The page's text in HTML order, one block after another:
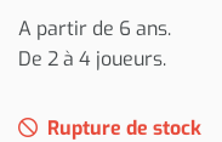
A partir de 6 ans.
De 2 à 4 joueurs.
Rupture de stock